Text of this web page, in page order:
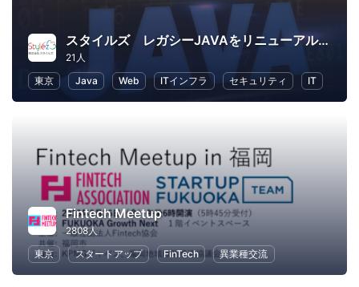
スタイルズ レガシーJAVAをリニューアル ～Strutsをコンバート～
21人
東京
Java Web ITインフラ セキュリティ IT
Fintech Meetup
2808人
東京
スタートアップ FinTech 異業種交流